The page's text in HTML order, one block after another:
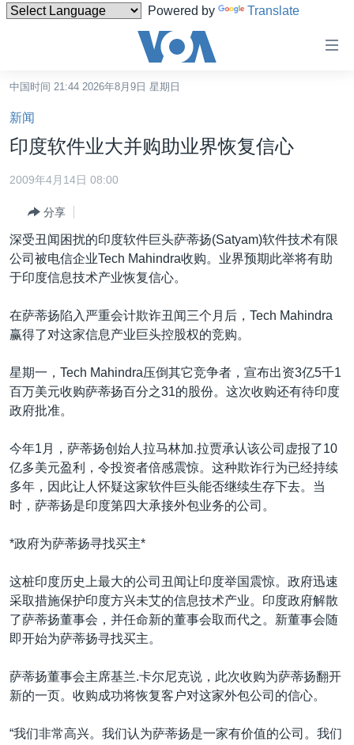
Powered by Translate
碍
链
接
跳
转
容
转
航
转
到
检
港澳
国际
最新国际新闻
中东
非洲
美洲
全球议题
分类新闻
人权·法律·宗教
军事
劳工
环境
热点专题
国会报道
美中关系
美国建国250周年
埃博拉疫情
美国之音专访
南中国海争端
关注西藏
关注新疆
GEN Z 看美国
VOA今日焦点
中文广播
关注我们
中国时间 21:44 2026年8月9日 星期日
新闻
印度软件业大并购助业界恢复信心
2009年4月14日 08:00
分享
深受丑闻困扰的印度软件巨头萨蒂扬(Satyam)软件技术有限
公司被电信企业Tech Mahindra收购。业界预期此举将有助
于印度信息技术产业恢复信心。
在萨蒂扬陷入严重会计欺诈丑闻三个月后，Tech Mahindra
赢得了对这家信息产业巨头控股权的竞购。
星期一，Tech Mahindra压倒其它竞争者，宣布出资3亿5千1
百万美元收购萨蒂扬百分之31的股份。这次收购还有待印度
政府批准。
今年1月，萨蒂扬创始人拉马林加.拉贾承认该公司虚报了10
亿多美元盈利，令投资者倍感震惊。这种欺诈行为已经持续
多年，因此让人怀疑这家软件巨头能否继续生存下去。当
时，萨蒂扬是印度第四大承接外包业务的公司。
*政府为萨蒂扬寻找买主*
这桩印度历史上最大的公司丑闻让印度举国震惊。政府迅速
采取措施保护印度方兴未艾的信息技术产业。印度政府解散
了萨蒂扬董事会，并任命新的董事会取而代之。新董事会随
即开始为萨蒂扬寻找买主。
萨蒂扬董事会主席基兰.卡尔尼克说，此次收购为萨蒂扬翻开
新的一页。收购成功将恢复客户对这家外包公司的信心。
“我们非常高兴。我们认为萨蒂扬是一家有价值的公司。我们